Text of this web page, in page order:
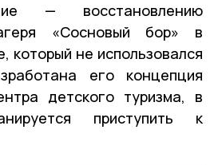
— восстановлению
«Сосновый бор» в
который не использовался
его концепция
детского туризма, в
приступить к